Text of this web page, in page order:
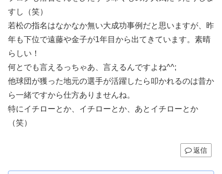
すし（笑）
若松の指名はなかなか無い大成功事例だと思いますが、昨
年も下位で遠藤や金子が1年目から出てきています。素晴
らしい！
何とでも言えるっちゃあ、言えるんですよね^^;
他球団が獲った地元の選手が活躍したら叩かれるのは昔か
ら一緒ですから仕方ありませんね。
特にイチローとか、イチローとか、あとイチローとか
（笑）
返信